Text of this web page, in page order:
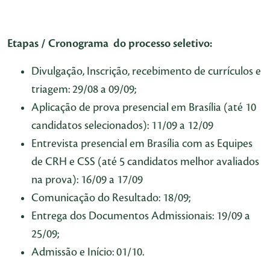
Etapas / Cronograma do processo seletivo:
Divulgação, Inscrição, recebimento de currículos e
triagem: 29/08 a 09/09;
Aplicação de prova presencial em Brasília (até 10
candidatos selecionados): 11/09 a 12/09
Entrevista presencial em Brasília com as Equipes
de CRH e CSS (até 5 candidatos melhor avaliados
na prova): 16/09 a 17/09
Comunicação do Resultado: 18/09;
Entrega dos Documentos Admissionais: 19/09 a
25/09;
Admissão e Início: 01/10.